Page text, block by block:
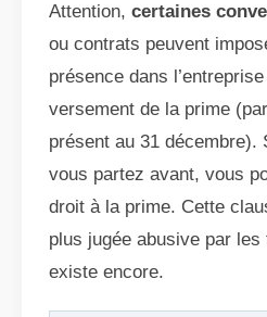
Attention, certaines
ou contrats peuvent
présence dans
versement de la prime
présent au 31 décembre).
vous partez avant, vous
droit à la prime. Cette
plus jugée abusive par
existe encore.